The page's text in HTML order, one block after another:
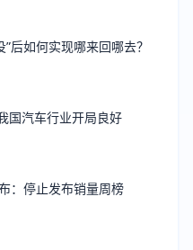
后如何实现哪来回哪去？
国汽车行业开局良好
：停止发布销量周榜